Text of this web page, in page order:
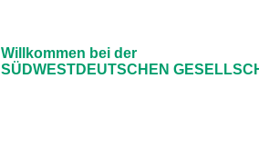
Willkommen bei der
SÜDWESTDEUTSCHEN